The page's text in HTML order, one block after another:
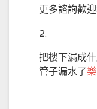
更多諮詢歡
2.
把樓下漏成
管子漏水了